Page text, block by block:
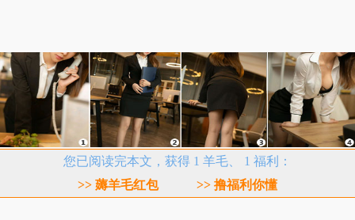
您已阅读完本文，获得 1 羊毛、 1 福利：
>> 薅羊毛红包
>> 撸福利你懂